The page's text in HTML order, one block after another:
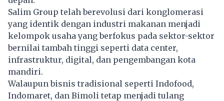
Salim Group telah berevolusi dari konglomerasi
yang identik dengan industri makanan menjadi
kelompok usaha yang berfokus pada sektor-sektor
bernilai tambah tinggi seperti data center,
infrastruktur, digital, dan pengembangan kota
mandiri.
Walaupun bisnis tradisional seperti Indofood,
Indomaret, dan Bimoli tetap menjadi tulang